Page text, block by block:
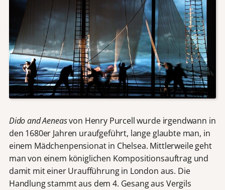
Dido and Aeneasvon Henry Purcell wurde irgendwann in
den 1680er Jahren uraufgeführt, lange glaubte man, in
einem Mädchenpensionat in Chelsea. Mittlerweile geht
man von einem königlichen Kompositionsauftrag und
damit mit einer Uraufführung in London aus. Die
Handlung stammt aus dem 4. Gesang aus Vergils